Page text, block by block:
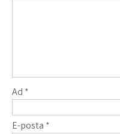
Ad *
E-posta *